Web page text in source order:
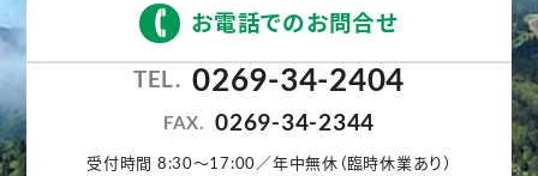
お電話でのお問合せ
TEL. 0269-34-2404
FAX. 0269-34-2344
受付時間 8:30〜17:00／年中無休（臨時休業あり）